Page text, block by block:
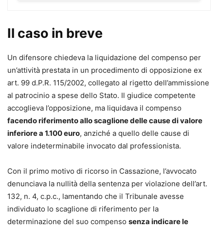
strumenti alternativi di risoluzione delle controversie.
da:
•riferimento normativo puntuale,
•commento operativo,
•indicazione dei termini e delle scadenze,
•preclusioni processuali,
•massime giurisprudenziali di riferimento.
Un supporto concreto per impostare correttamente la
conformi alle nuove regole del processo civile.
Contenuti principali
Il formulario copre in modo sistematico tutte le fasi e i
procedimenti del processo civile, tra cui:
Il caso in breve
Un difensore chiedeva la liquidazione del compenso per
un’attività prestata in un procedimento di opposizione ex
art. 99 d.P.R. 115/2002, collegato al rigetto dell’ammissione
al patrocinio a spese dello Stato. Il giudice competente
accoglieva l’opposizione, ma liquidava il compenso
facendo riferimento allo scaglione delle cause di valore
inferiore a 1.100 euro, anziché a quello delle cause di
valore indeterminabile invocato dal professionista.
Con il primo motivo di ricorso in Cassazione, l’avvocato
denunciava la nullità della sentenza per violazione dell’art.
132, n. 4, c.p.c., lamentando che il Tribunale avesse
individuato lo scaglione di riferimento per la
determinazione del suo compenso senza indicare le